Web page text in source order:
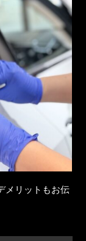
メリットもお伝